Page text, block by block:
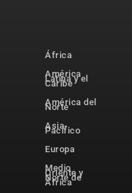
África
América
Latina y el
Caribe
América del
Norte
Asia-
Pacífico
Europa
Medio
Oriente y
Norte de
África